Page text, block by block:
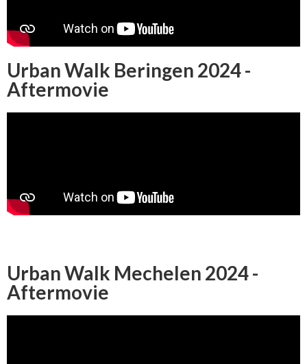
Urban Walk Beringen 2024 -
Aftermovie
Urban Walk Mechelen 2024 -
Aftermovie